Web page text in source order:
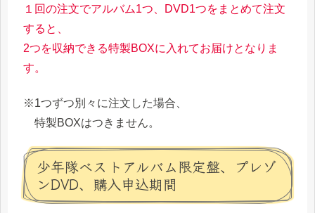
１回の注文でアルバム1つ、DVD1つをまとめて注文
すると、
2つを収納できる特製BOXに入れてお届けとなりま
す。
※1つずつ別々に注文した場合、
特製BOXはつきません。
少年隊ベストアルバム限定盤、プレゾ
ンDVD、購入申込期間